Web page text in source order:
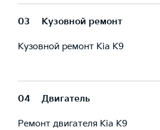
03 Кузовной ремонт
Кузовной ремонт Kia K9
04 Двигатель
Ремонт двигателя Kia K9